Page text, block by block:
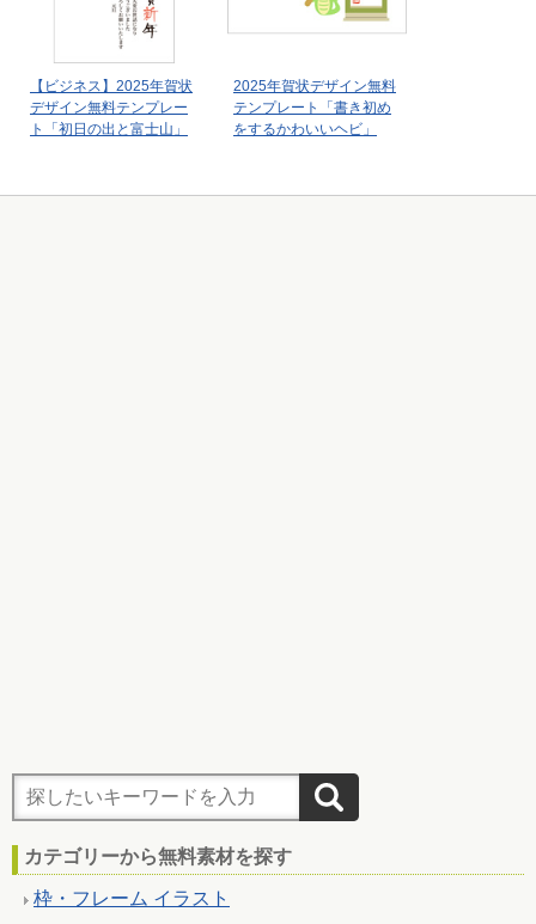
【ビジネス】2025年賀状
デザイン無料テンプレー
ト「初日の出と富士山」
2025年賀状デザイン無料
テンプレート「書き初め
をするかわいいヘビ」
カテゴリーから無料素材を探す
枠・フレーム イラスト